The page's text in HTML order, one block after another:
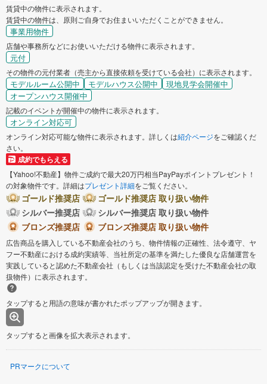
賃貸中の物件に表示されます。
賃貸中の物件は、原則ご自身でお住まいいただくことができません。
事業用物件
店舗や事務所などにお使いいただける物件に表示されます。
元付
その物件の元付業者（売主から直接依頼を受けている会社）に表示されます。
モデルルーム公開中 モデルハウス公開中
現地見学会開催中
オープンハウス開催中
記載のイベントが開催中の物件に表示されます。
オンライン対応可
オンライン対応可能な物件に表示されます。詳しくは紹介ページをご確認くだ
さい。
成約でもらえる
【Yahoo!不動産】物件ご成約で最大20万円相当PayPayポイントプレゼント！
の対象物件です。詳細はプレゼント詳細をご覧ください。
ゴールド推奨店
ゴールド推奨店 取り扱い物件
シルバー推奨店
シルバー推奨店 取り扱い物件
ブロンズ推奨店
ブロンズ推奨店 取り扱い物件
広告商品を購入している不動産会社のうち、物件情報の正確性、法令遵守、ヤ
フー不動産における成約実績等、当社所定の基準を満たした優良な店舗運営を
実践していると認めた不動産会社（もしくは当該認定を受けた不動産会社の取
扱物件）に表示されます。
タップすると用語の意味が書かれたポップアップが開きます。
タップすると画像を拡大表示されます。
PRマークについて